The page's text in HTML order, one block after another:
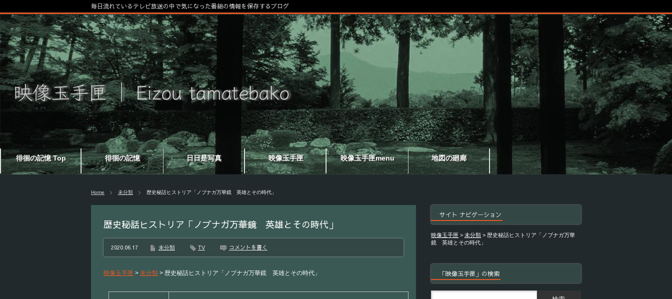
徘徊の記憶 Top 徘徊の記憶 日日是写真 映像玉手匣 映像玉手匣menu 地図の廻廊
毎日流れているテレビ放送の中で気になった番組の情報を保存するブログ
Home 未分類 歴史秘話ヒストリア「ノブナガ万華鏡 英雄とその時代」
歴史秘話ヒストリア「ノブナガ万華鏡 英雄とその時代」
2020.06.17 未分類 TV コメントを書く
映像玉手匣 > 未分類 > 歴史秘話ヒストリア「ノブナガ万華鏡 英雄とその時代」
サイト ナビゲーション
映像玉手匣 > 未分類 > 歴史秘話ヒストリア「ノブナガ万華
鏡 英雄とその時代」
「映像玉手匣」の検索